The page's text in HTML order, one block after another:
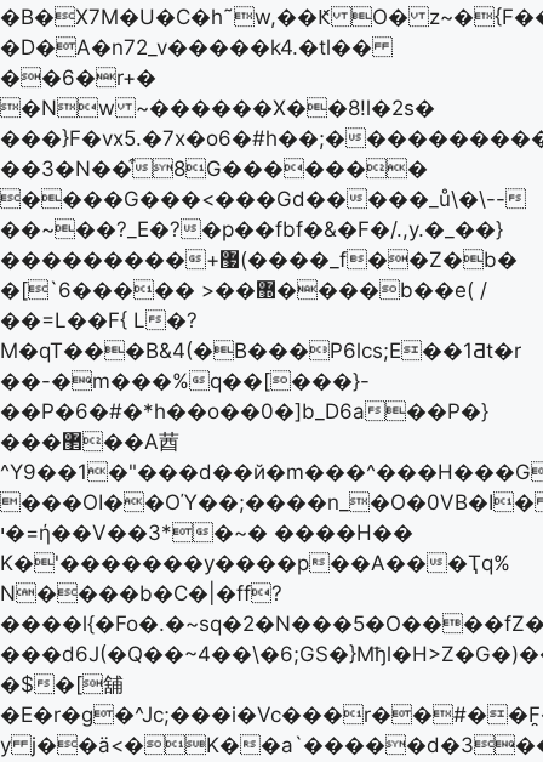
�B�X7M�U�C�h˜w,��Ԟ O�
�D�A�n72_v�����k4.�tl��
��6�r+�
�Nw ~������X��8!l�2s�
���}F�vx5.�7x�o6�#h��;�
��3�N��͒8G�������
����G���<���Gd�����_ů\�\--
��~��?_E�?�p��fbf�&�F�/.,y.�_��}
���������+޷(����_f��Z�b�
�[`6����� >��޽����b��e( /
��=L��F{ L�?
M�qT���B&4(�B���P6lcs;E��1Ƌt�r
��-�m���%q��[���}-
��P�6�#�*h��o��0�]b_D6a��P�}
���޲��A莤
���OI��OΎ��;����n_�O�0VB�I�ތ
י�=ή��V��3*�~� ����H��
K�'�������y����p��A���Ҭq%
N����b�C�|�ff?
�$�[舖
y j��ӓ<�K�